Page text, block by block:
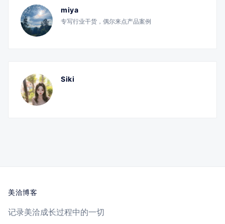
miya
专写行业干货，偶尔来点产品案例
Siki
美洽博客
记录美洽成长过程中的一切